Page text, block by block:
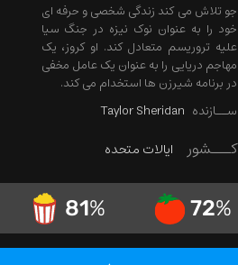
جو تلاش می کند زندگی شخصی و حرفه ای
خود را به عنوان نوک نیزه در جنگ سیا
علیه تروریسم متعادل کند. او کروز، یک
مهاجم دریایی را به عنوان یک عامل مخفی
در برنامه شیرزن ها استخدام می کند.
ســازنده Taylor Sheridan
کـــشور ایالات متحده
72%
81%